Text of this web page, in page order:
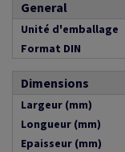
General
Unité d'emballage
Format DIN
Dimensions
Largeur (mm)
Longueur (mm)
Epaisseur (mm)